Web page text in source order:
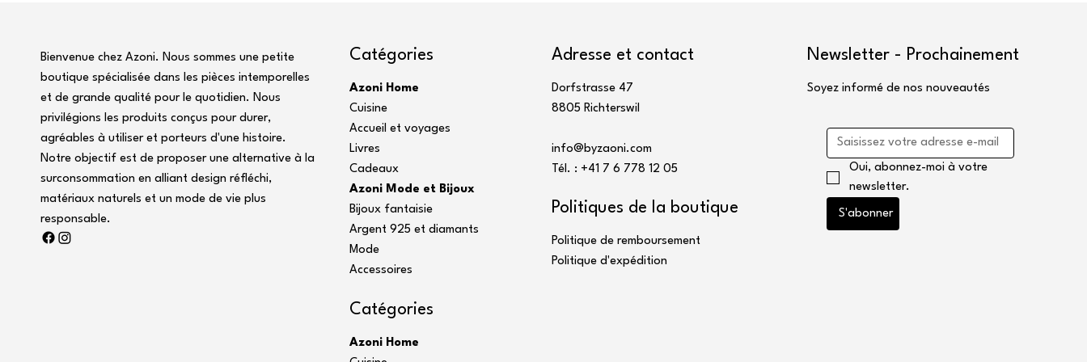
Bienvenue chez Azoni. Nous sommes une petite
boutique spécialisée dans les pièces intemporelles
et de grande qualité pour le quotidien. Nous
privilégions les produits conçus pour durer,
agréables à utiliser et porteurs d'une histoire.
Notre objectif est de proposer une alternative à la
surconsommation en alliant design réfléchi,
matériaux naturels et un mode de vie plus
responsable.
Catégories
Azoni Home
Cuisine
Accueil et voyages
Livres
Cadeaux
Azoni Mode et Bijoux
Bijoux fantaisie
Argent 925 et diamants
Mode
Accessoires
Catégories
Azoni Home
Adresse et contact
Dorfstrasse 47
8805 Richterswil
info@byzaoni.com
Tél. : +41 7 6 778 12 05
Politiques de la boutique
Politique de remboursement
Politique d'expédition
Newsletter - Prochainement
Soyez informé de nos nouveautés
Oui, abonnez-moi à votre
newsletter.
S'abonner